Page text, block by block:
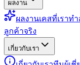
ผลงาน
ผลงานเคสที่เราทำ
ลูกค้าจริง
เกี่ยวกับเรา